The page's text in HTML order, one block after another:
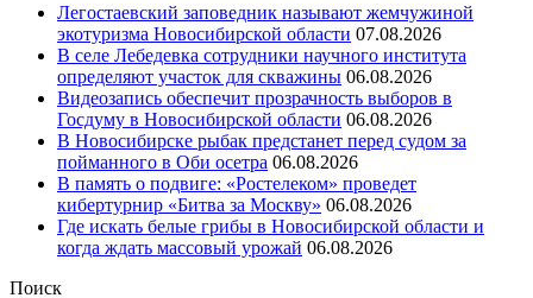
Легостаевский заповедник называют жемчужиной
экотуризма Новосибирской области 07.08.2026
В селе Лебедевка сотрудники научного института
определяют участок для скважины 06.08.2026
Видеозапись обеспечит прозрачность выборов в
Госдуму в Новосибирской области 06.08.2026
В Новосибирске рыбак предстанет перед судом за
пойманного в Оби осетра 06.08.2026
В память о подвиге: «Ростелеком» проведет
кибертурнир «Битва за Москву» 06.08.2026
Где искать белые грибы в Новосибирской области и
когда ждать массовый урожай 06.08.2026
Поиск